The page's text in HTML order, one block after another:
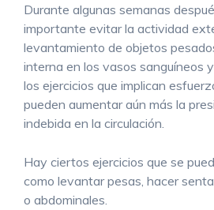
Durante algunas semanas
importante evitar la actividad
levantamiento de objetos
interna en los vasos sanguíneos
los ejercicios que implican
pueden aumentar aún más la
indebida en la circulación.
Hay ciertos ejercicios que se
como levantar pesas, hacer
o abdominales.